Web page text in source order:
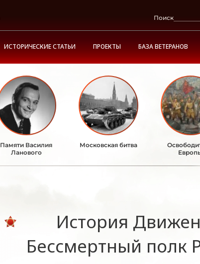
Поиск
ИСТОРИЧЕСКИЕ СТАТЬИ ПРОЕКТЫ БАЗА ВЕТЕРАНОВ
Памяти Василия
Ланового
Московская битва
История
Бессмертный полк